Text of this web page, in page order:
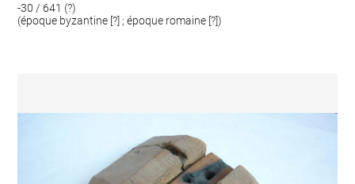
-30 / 641 (?)
(époque byzantine [?] ; époque romaine [?])